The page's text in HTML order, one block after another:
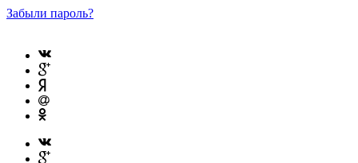
Забыли пароль?